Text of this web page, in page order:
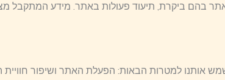
בהם ביקרת, תיעוד פעולות באתר. מידע המתקבל
אותנו למטרות הבאות: הפעלת האתר ושיפור חוויית